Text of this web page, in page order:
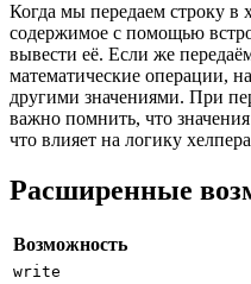
Когда мы передаем строку
содержимое с помощью
вывести её. Если же
математические операции,
другими значениями. При
важно помнить, что
что влияет на логику
Расширенные
Возможность
write